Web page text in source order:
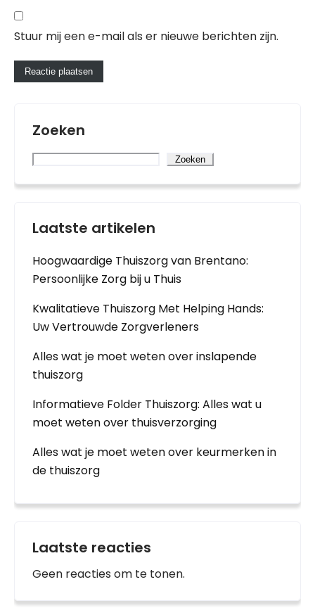
Stuur mij een e-mail als er nieuwe berichten zijn.
Zoeken
Zoeken
Laatste artikelen
Hoogwaardige Thuiszorg van Brentano:
Persoonlijke Zorg bij u Thuis
Kwalitatieve Thuiszorg Met Helping Hands:
Uw Vertrouwde Zorgverleners
Alles wat je moet weten over inslapende
thuiszorg
Informatieve Folder Thuiszorg: Alles wat u
moet weten over thuisverzorging
Alles wat je moet weten over keurmerken in
de thuiszorg
Laatste reacties
Geen reacties om te tonen.